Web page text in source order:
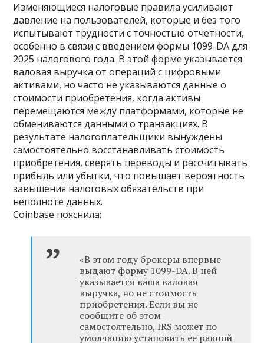
Изменяющиеся налоговые правила усиливают
давление на пользователей, которые и без того
испытывают трудности с точностью отчетности,
особенно в связи с введением формы 1099-DA для
2025 налогового года. В этой форме указывается
валовая выручка от операций с цифровыми
активами, но часто не указываются данные о
стоимости приобретения, когда активы
перемещаются между платформами, которые не
обмениваются данными о транзакциях. В
результате налогоплательщики вынуждены
самостоятельно восстанавливать стоимость
приобретения, сверять переводы и рассчитывать
прибыль или убытки, что повышает вероятность
завышения налоговых обязательств при
неполноте данных.
Coinbase пояснила:
«В этом году брокеры впервые
выдают форму 1099-DA. В ней
указывается ваша валовая
выручка, но не стоимость
приобретения. Если вы не
сообщите об этом
самостоятельно, IRS может по
умолчанию установить ее равной